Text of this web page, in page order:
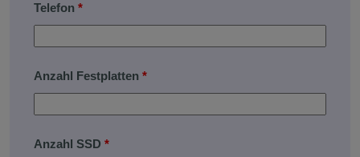
Telefon *
Anzahl Festplatten *
Anzahl SSD *